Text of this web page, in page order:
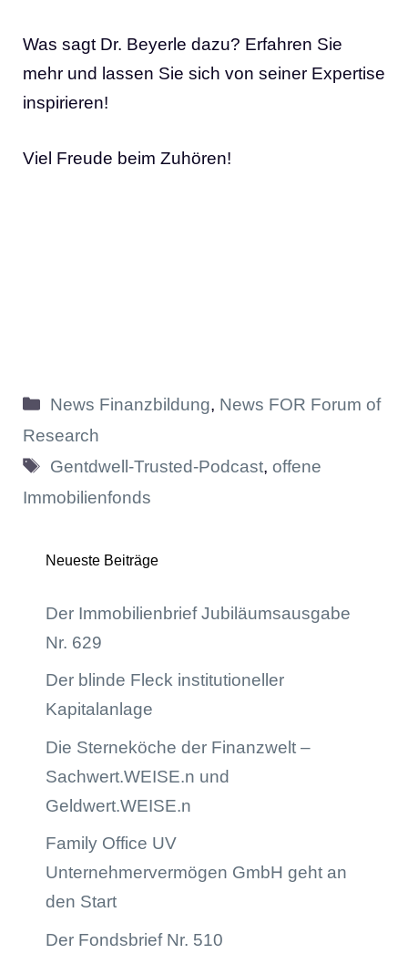
Was sagt Dr. Beyerle dazu? Erfahren Sie
mehr und lassen Sie sich von seiner Expertise
inspirieren!
Viel Freude beim Zuhören!
Kategorien
News Finanzbildung, News FOR Forum of
Research
Schlagwörter
Gentdwell-Trusted-Podcast,offene
Immobilienfonds
Neueste Beiträge
Der Immobilienbrief Jubiläumsausgabe
Nr. 629
Der blinde Fleck institutioneller
Kapitalanlage
Die Sterneköche der Finanzwelt –
Sachwert.WEISE.n und
Geldwert.WEISE.n
Family Office UV
Unternehmervermögen GmbH geht an
den Start
Der Fondsbrief Nr. 510